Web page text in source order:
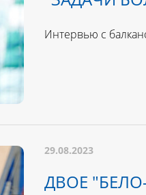
Интервью с
29.08.2023
ДВОЕ